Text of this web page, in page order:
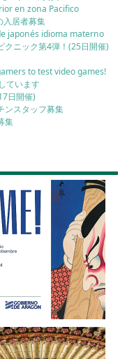
en zona Pacifico
入居者募集
japonés idioma materno
クニック第4弾！(25日開催)
to test video games!
ています
日開催)
ンスタッフ募集
集